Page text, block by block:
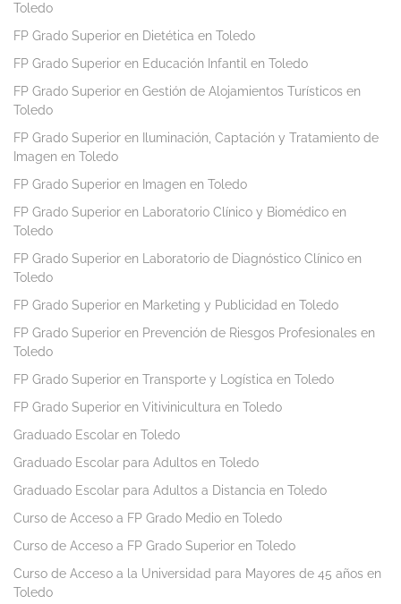
Toledo
FP Grado Superior en Dietética en Toledo
FP Grado Superior en Educación Infantil en Toledo
FP Grado Superior en Gestión de Alojamientos Turísticos en
Toledo
FP Grado Superior en Iluminación, Captación y Tratamiento de
Imagen en Toledo
FP Grado Superior en Imagen en Toledo
FP Grado Superior en Laboratorio Clínico y Biomédico en
Toledo
FP Grado Superior en Laboratorio de Diagnóstico Clínico en
Toledo
FP Grado Superior en Marketing y Publicidad en Toledo
FP Grado Superior en Prevención de Riesgos Profesionales en
Toledo
FP Grado Superior en Transporte y Logística en Toledo
FP Grado Superior en Vitivinicultura en Toledo
Graduado Escolar en Toledo
Graduado Escolar para Adultos en Toledo
Graduado Escolar para Adultos a Distancia en Toledo
Curso de Acceso a FP Grado Medio en Toledo
Curso de Acceso a FP Grado Superior en Toledo
Curso de Acceso a la Universidad para Mayores de 45 años en
Toledo